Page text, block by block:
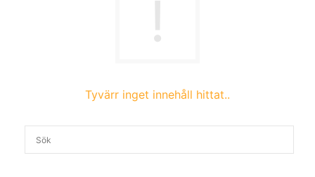
Tyvärr inget innehåll hittat..